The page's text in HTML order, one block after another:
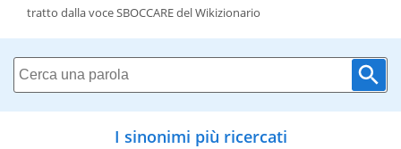
tratto dalla voce SBOCCARE del Wikizionario
I sinonimi più ricercati